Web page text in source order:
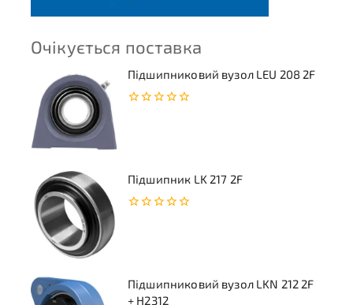
Очікується поставка
Підшипниковий вузол LEU 208 2F
Підшипник LK 217 2F
Підшипниковий вузол LKN 212 2F
+ H2312